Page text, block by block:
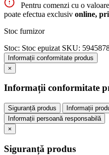
Pentru comenzi cu o
poate efectua exclusiv online,
Stoc furnizor
Stoc: Stoc epuizat SKU:
Informații conformitate produs
×
Informații conformitate
Siguranță produs
Informații
Informații persoană responsabilă
×
Siguranță produs